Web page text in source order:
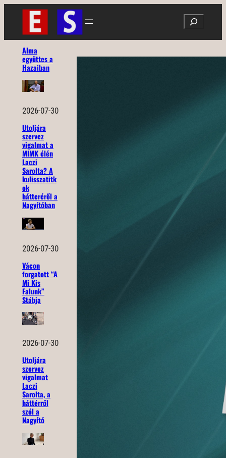
Ugrás
tartalomhoz
Search
Alma
együttes a
Hazaiban
2026-07-30
Utoljára
szervez
vigalmat a
MIMK élén
Laczi
Sarolta? A
kulisszatitk
ok
hátteréről a
Nagyítóban
2026-07-30
Vácon
forgatott “A
Mi Kis
Falunk”
Stábja
2026-07-30
Utoljára
szervez
vigalmat
Laczi
Sarolta, a
háttérről
szól a
Nagyító